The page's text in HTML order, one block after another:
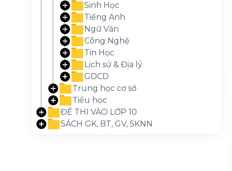
Sinh Học
Tiếng Anh
Ngữ Văn
Công Nghệ
Tin Học
Lịch sử & Địa lý
GDCD
Trung học cơ sở
Tiểu học
ĐỀ THI VÀO LỚP 10
SÁCH GK, BT, GV, SKNN